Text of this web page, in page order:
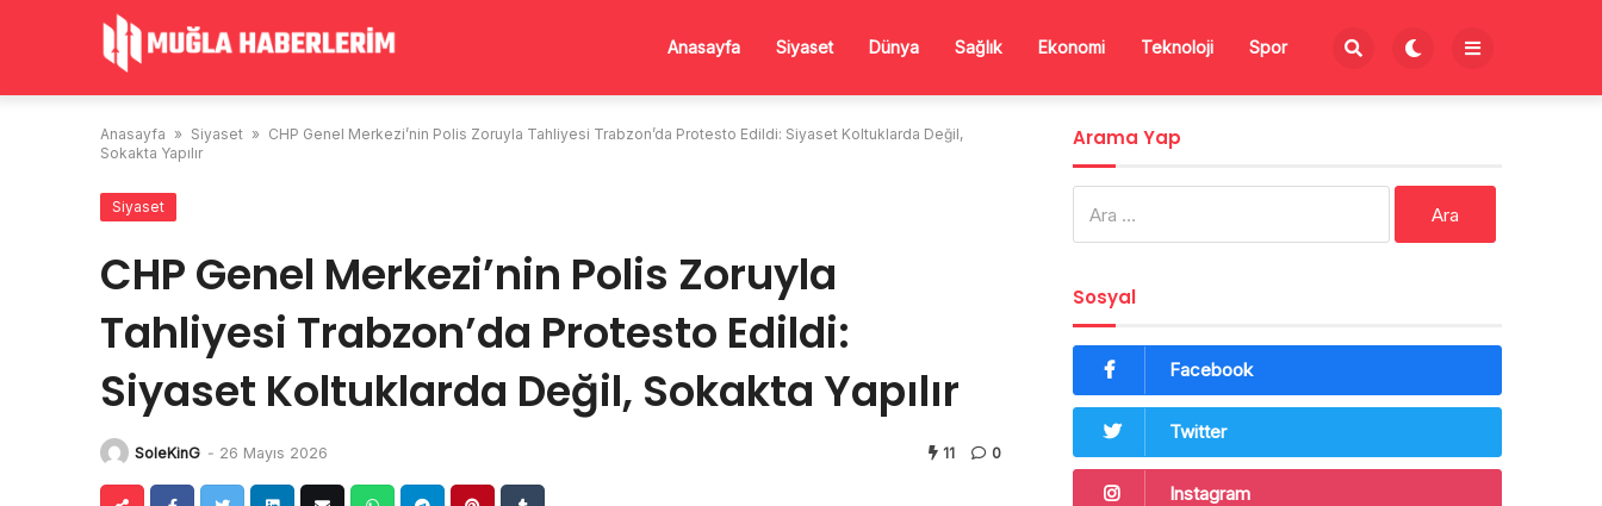
Anasayfa Siyaset Dünya Sağlık Ekonomi Teknoloji Spor
Anasayfa » Siyaset » CHP Genel Merkezi’nin Polis Zoruyla Tahliyesi Trabzon’da Protesto Edildi: Siyaset Koltuklarda Değil,
Sokakta Yapılır
Siyaset
CHP Genel Merkezi’nin Polis Zoruyla
Tahliyesi Trabzon’da Protesto Edildi:
Siyaset Koltuklarda Değil, Sokakta Yapılır
SoleKinG - 26 Mayıs 2026 11 0
Arama Yap
Sosyal
Facebook
Twitter
Instagram